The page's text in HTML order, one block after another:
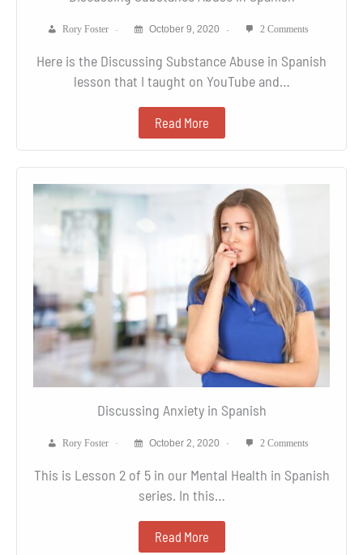
Rory Foster October 9, 2020 2 Comments
Here is the Discussing Substance Abuse in Spanish
lesson that I taught on YouTube and…
Read More
Discussing Anxiety in Spanish
Rory Foster October 2, 2020 2 Comments
This is Lesson 2 of 5 in our Mental Health in Spanish
series. In this…
Read More